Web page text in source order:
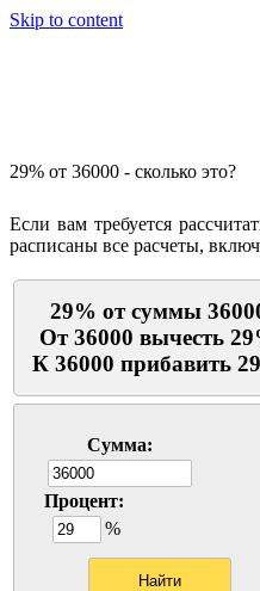
Skip to content
29% от 36000 - сколько это?
Если вам требуется
расписаны все расчеты,
29% от суммы
От 36000 вычесть
К 36000 прибавить
Сумма:
Процент:
%